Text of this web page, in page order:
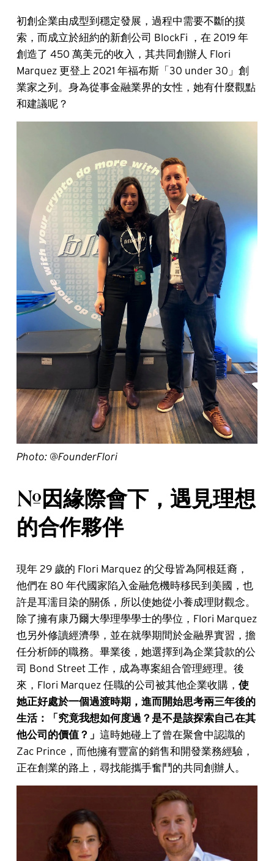
初創企業由成型到穩定發展，過程中需要不斷的摸
索，而成立於紐約的新創公司 BlockFi ，在 2019 年
創造了 450 萬美元的收入，其共同創辦人 Flori
Marquez 更登上 2021 年福布斯「30 under 30」創
業家之列。身為從事金融業界的女性，她有什麼觀點
和建議呢？
Photo: @FounderFlori
#因緣際會下，遇見理想
的合作夥伴
現年 29 歲的 Flori Marquez 的父母皆為阿根廷裔，
他們在 80 年代國家陷入金融危機時移民到美國，也
許是耳濡目染的關係，所以使她從小養成理財觀念。
除了擁有康乃爾大學理學學士的學位，Flori Marquez
也另外修讀經濟學，並在就學期間於金融界實習，擔
任分析師的職務。畢業後，她選擇到為企業貸款的公
司 Bond Street 工作，成為專案組合管理經理。後
來，Flori Marquez 任職的公司被其他企業收購， 使
她正好處於一個過渡時期，進而開始思考兩三年後的
生活：「究竟我想如何度過？是不是該探索自己在其
他公司的價值？」 這時她碰上了曾在聚會中認識的
Zac Prince，而他擁有豐富的銷售和開發業務經驗，
正在創業的路上，尋找能攜手奮鬥的共同創辦人。